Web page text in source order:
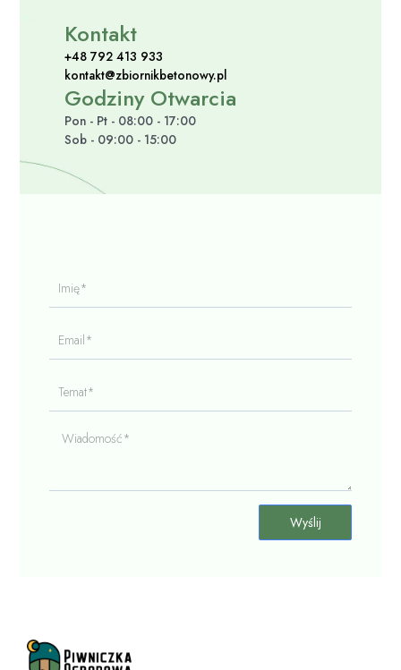
Kontakt
+48 792 413 933
kontakt@zbiornikbetonowy.pl
Godziny Otwarcia
Pon - Pt - 08:00 - 17:00
Sob - 09:00 - 15:00
Email*
Wiadomość*
Wyślij